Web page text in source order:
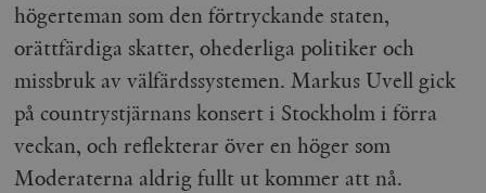
högerteman som den förtryckande staten,
orättfärdiga skatter, ohederliga politiker och
missbruk av välfärdssystemen. Markus Uvell gick
på countrystjärnans konsert i Stockholm i förra
veckan, och reflekterar över en höger som
Moderaterna aldrig fullt ut kommer att nå.